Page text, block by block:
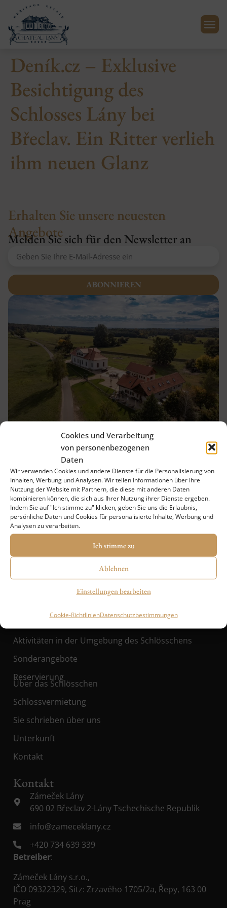
Cookies und Verarbeitung
von personenbezogenen
Daten
Wir verwenden Cookies und andere Dienste für die Personalisierung von
Inhalten, Werbung und Analysen. Wir teilen Informationen über Ihre
Nutzung der Website mit Partnern, die diese mit anderen Daten
kombinieren können, die sich aus Ihrer Nutzung ihrer Dienste ergeben.
Indem Sie auf "Ich stimme zu" klicken, geben Sie uns die Erlaubnis,
persönliche Daten und Cookies für personalisierte Inhalte, Werbung und
Analysen zu verarbeiten.
Ich stimme zu
Ablehnen
Einstellungen bearbeiten
Cookie-RichtlinienDatenschutzbestimmungen
Deník.cz – Exklusive
Besichtigung des
Schlosses Lány bei
Břeclav. Ein Ritter verlieh
ihm neuen Glanz
Erhalten Sie unsere neuesten
Angebote
Melden Sie sich für den Newsletter an
ABONNIEREN
Alternative:
Schlösschen Lány – ein magischer Ort, wo
Geschichte auf modernen Komfort und
Natur trifft.
Schnellnavigation
Schloss-Café
Aktivitäten in der Umgebung des Schlösschens
Sonderangebote
Reservierung
Über das Schlösschen
Schlossvermietung
Sie schrieben über uns
Unterkunft
Kontakt
Kontakt
Zámeček Lány
690 02 Břeclav 2-Lány Tschechische Republik
info@zameceklany.cz
+420 734 639 339
Betreiber:
Zámeček Lány s.r.o.,
IČO 09322329, Sitz: Zrzavého 1705/2a, Řepy, 163 00
Prag